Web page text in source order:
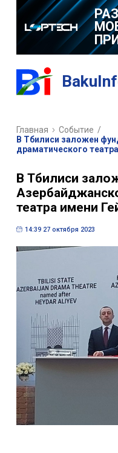
Главная Событие /
В Тбилиси заложен
драматического
В Тбилиси
театра имени
14:39 27 октября 2023